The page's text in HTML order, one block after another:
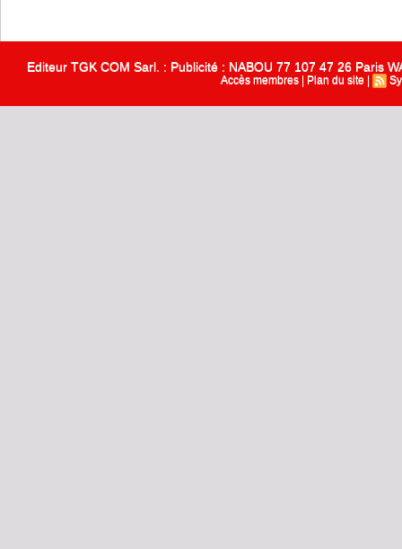
Editeur TGK COM Sarl. : Publicité : NABOU 77 107 47 26 Paris
Accès membres Plan du site